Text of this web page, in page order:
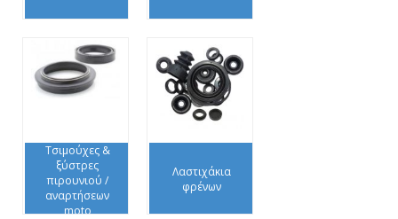
Τσιμούχες &
ξύστρες
πιρουνιού /
αναρτήσεων
moto
Λαστιχάκια
φρένων